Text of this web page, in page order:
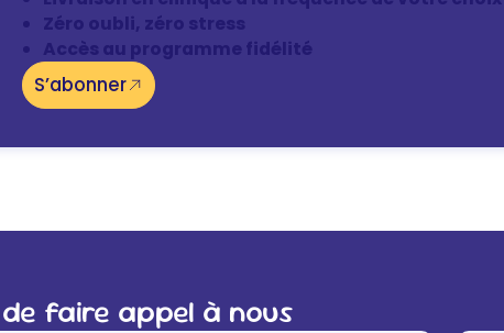
Zéro oubli, zéro stress
Accès au programme fidélité
S’abonner
faire appel à nous